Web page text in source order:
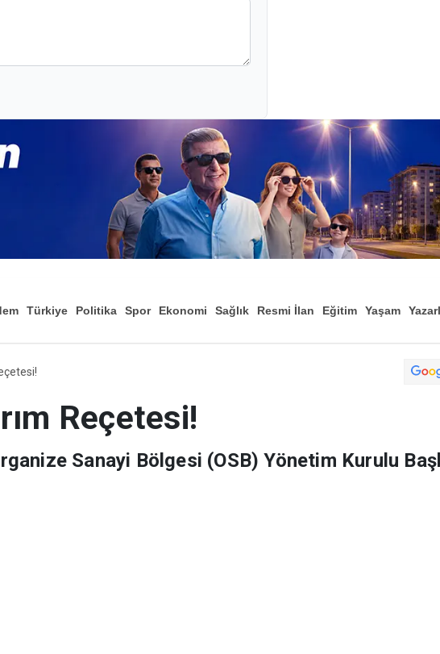
Türkiye Politika Spor Ekonomi Sağlık Resmi İlan Eğitim
Yaşam
Reçetesi!
Sanayi Bölgesi (OSB) Yönetim Kurulu